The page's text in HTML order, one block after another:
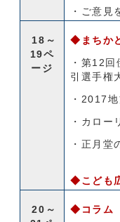
・ご意見
18～
19ペ
ージ
◆まちか
・第12
引選手権
・2017
・カロー
・正月堂
◆こども
20～
◆コラム